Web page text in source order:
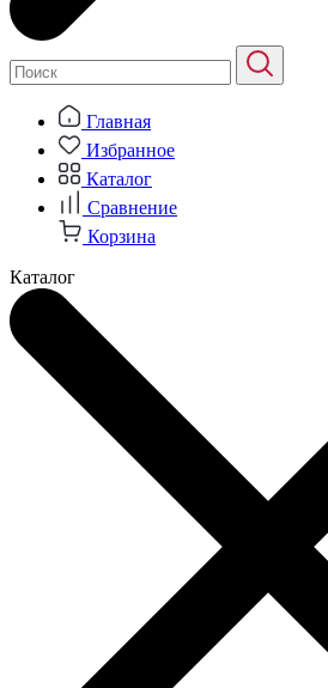
Главная
Избранное
Каталог
Сравнение
Корзина
Каталог